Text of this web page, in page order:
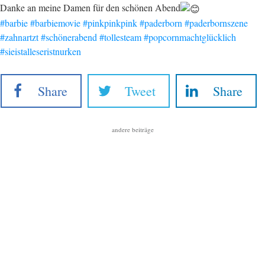
Danke an meine Damen für den schönen Abend
#barbie#barbiemovie#pinkpinkpink#paderborn #paderbornszene
#zahnartzt#schönerabend #tollesteam#popcornmachtglücklich
#sieistalleseristnurken
Share Tweet Share
andere beiträge